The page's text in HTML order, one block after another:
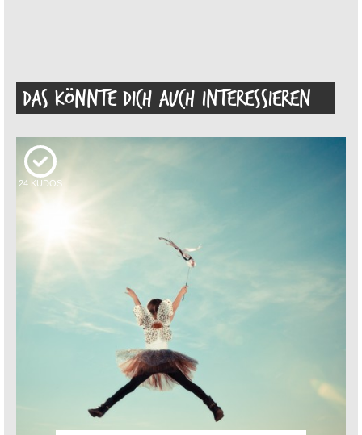
DAS KÖNNTE DICH AUCH INTERESSIEREN
24 KUDOS